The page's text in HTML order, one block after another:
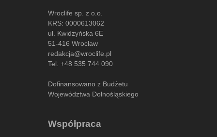
Wroclife sp. z o.o.
KRS: 0000613062
ul. Kwidzyńska 6E
51-416 Wrocław
redakcja@wroclife.pl
Tel: +48 535 744 090
Dofinansowano z Budżetu
Województwa Dolnośląskiego
Współpraca